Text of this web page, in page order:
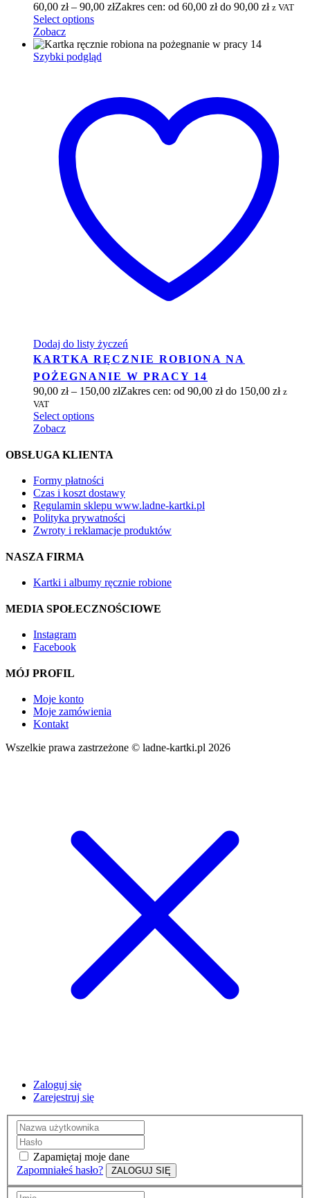
60,00 zł – 90,00 złZakres cen: od 60,00 zł do 90,00 zł z VAT
Select options
Zobacz
Szybki podgląd
Dodaj do listy życzeń
KARTKA RĘCZNIE ROBIONA NA
POŻEGNANIE W PRACY 14
90,00 zł – 150,00 złZakres cen: od 90,00 zł do 150,00 zł z
VAT
Select options
Zobacz
OBSŁUGA KLIENTA
Formy płatności
Czas i koszt dostawy
Regulamin sklepu www.ladne-kartki.pl
Polityka prywatności
Zwroty i reklamacje produktów
NASZA FIRMA
Kartki i albumy ręcznie robione
MEDIA SPOŁECZNOŚCIOWE
Instagram
Facebook
MÓJ PROFIL
Moje konto
Moje zamówienia
Kontakt
Wszelkie prawa zastrzeżone © ladne-kartki.pl 2026
Zaloguj się
Zarejestruj się
Zapamiętaj moje dane
Zapomniałeś hasło?
ZALOGUJ SIĘ